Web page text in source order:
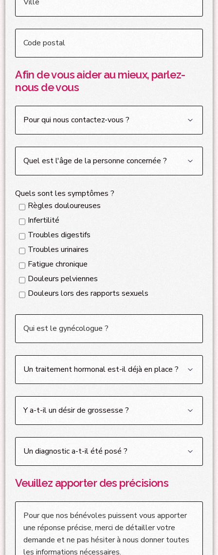
Afin de vous aider au mieux, parlez-
nous de vous
Quels sont les symptômes ?
Règles douloureuses
Infertilité
Troubles digestifs
Troubles urinaires
Fatigue chronique
Douleurs pelviennes
Douleurs lors des rapports sexuels
Veuillez apporter des précisions